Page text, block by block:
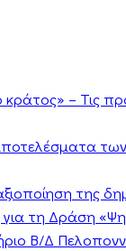
– Τις
της
τη Δράση
Β/Δ